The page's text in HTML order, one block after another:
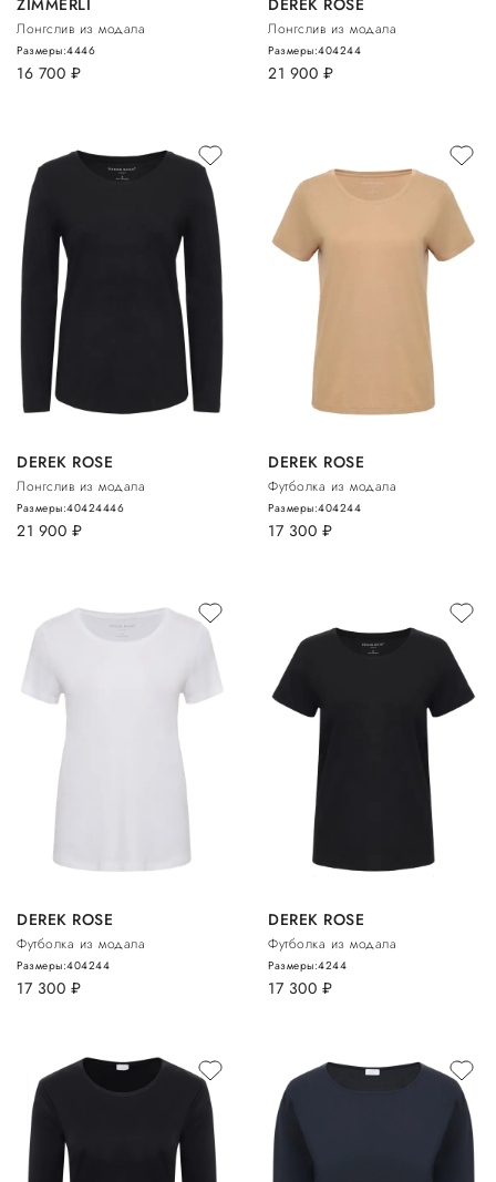
ZIMMERLI
Лонгслив из модала
16 700 руб.
Размеры:4446
DEREK ROSE
Лонгслив из модала
21 900 руб.
Размеры:404244
DEREK ROSE
Лонгслив из модала
21 900 руб.
Размеры:40424446
DEREK ROSE
Футболка из модала
17 300 руб.
Размеры:404244
DEREK ROSE
Футболка из модала
17 300 руб.
Размеры:404244
DEREK ROSE
Футболка из модала
17 300 руб.
Размеры:4244